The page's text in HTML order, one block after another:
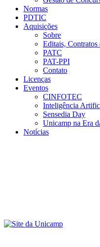
Normas
PDTIC
Aquisições
Sobre
Editais, Contratos
PATC
PAT-PPI
Contato
Licenças
Eventos
CINFOTEC
Inteligência
Sensedia Day
Unicamp na Era
Notícias